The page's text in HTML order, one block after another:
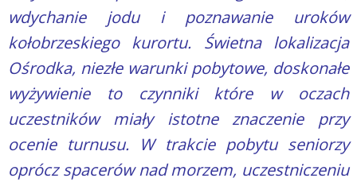
wdychanie jodu i poznawanie uroków
kołobrzeskiego kurortu. Świetna lokalizacja
Ośrodka, niezłe warunki pobytowe, doskonałe
wyżywienie to czynniki które w oczach
uczestników miały istotne znaczenie przy
ocenie turnusu. W trakcie pobytu seniorzy
oprócz spacerów nad morzem, uczestniczeniu